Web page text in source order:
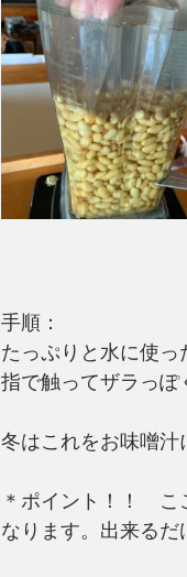
手順：
たっぷりと水に使っ
指で触ってザラっぽ
冬はこれをお味噌汁
＊ポイント！！　
なります。出来るだ